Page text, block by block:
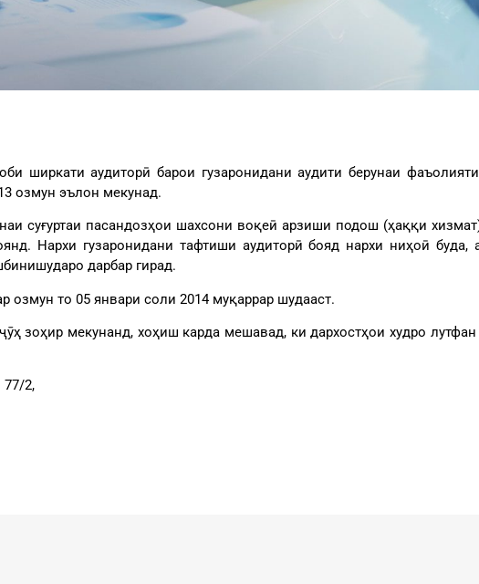
ширкати аудиторӣ барои гузаронидани аудити берунаи
озмун эълон мекунад.
суғуртаи пасандозҳои шахсони воқеӣ арзиши подош (ҳаққи
Нархи гузаронидани тафтиши аудиторӣ бояд нархи ниҳоӣ буда,
дарбар гирад.
озмун то 05 январи соли 2014 муқаррар шудааст.
зоҳир мекунанд, хоҳиш карда мешавад, ки дархостҳои худро
77/2,